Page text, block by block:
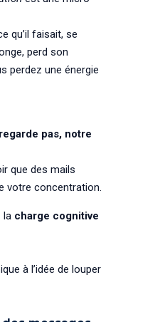
qu’il faisait, se
perd son
perdez une énergie
pas, notre
que des mails
votre concentration.
la charge cognitive
à l’idée de louper